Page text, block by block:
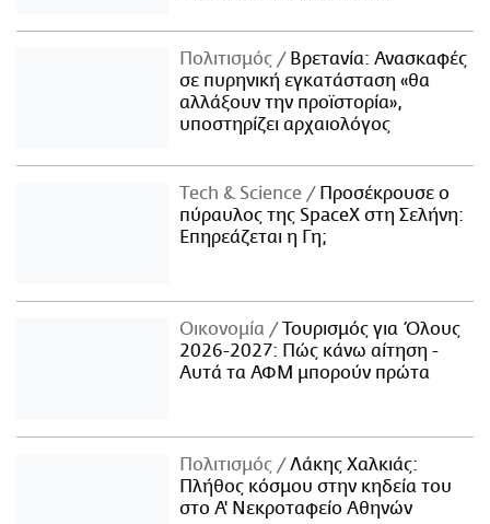
Πολιτισμός
Βρετανία: Ανασκαφές
σε πυρηνική εγκατάσταση «θα
αλλάξουν την προϊστορία»,
υποστηρίζει αρχαιολόγος
Τech & Science
Προσέκρουσε ο
πύραυλος της SpaceX στη Σελήνη:
Επηρεάζεται η Γη;
Οικονομία
Τουρισμός για Όλους
2026-2027: Πώς κάνω αίτηση -
Αυτά τα ΑΦΜ μπορούν πρώτα
Πολιτισμός
Λάκης Χαλκιάς:
Πλήθος κόσμου στην κηδεία του
στο Α' Νεκροταφείο Αθηνών